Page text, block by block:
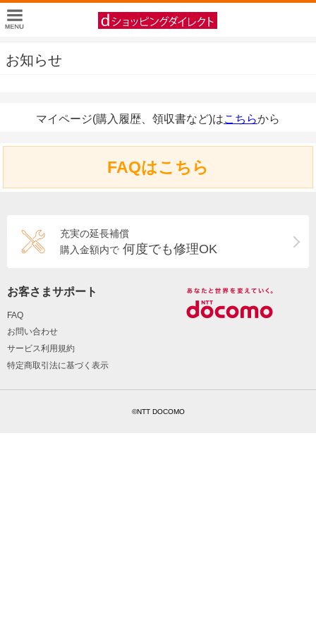
お知らせ
マイページ(購入履歴、領収書など)はこちらから
FAQはこちら
充実の延長補償
購入金額内で 何度でも修理OK
お客さまサポート
FAQ
お問い合わせ
サービス利用規約
特定商取引法に基づく表示
©NTT DOCOMO